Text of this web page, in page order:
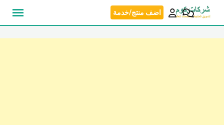
انتقل
اضف منتج/خدمة